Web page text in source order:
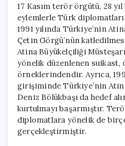
17 Kasım terör örgütü, 28
eylemlerle Türk diplomatları
1991 yılında Türkiye’nin
Çetin Görgü’nün
Atina Büyükelçiliği
yönelik düzenlenen suikast,
örneklerindendir. Ayrıca,
girişiminde Türkiye’nin
Deniz Bölükbaşı da hedef
kurtulmayı başarmıştır.
diplomatlara yönelik de
gerçekleştirmiştir.